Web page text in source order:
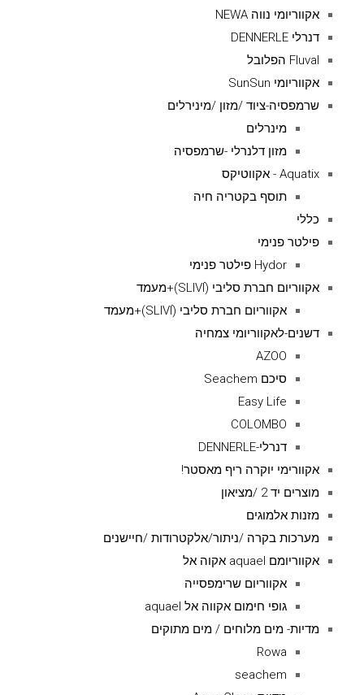
אקווריומי נווה NEWA
דנרלי DENNERLE
Fluval הפלובל
אקווריומי SunSun
שרמפסיה-ציוד /מזון /מינירלים
מינרלים
מזון דלנרלי -שרמפסיה
Aquatix - אקווטיקס
תוסף בקטריה חיה
כללי
פילטר פנימי
Hydor פילטר פנימי
אקווריום חברת סליבי (SLIVIׂׂ)+מעמד
אקווריום חברת סליבי (SLIVIׂׂ)+מעמד
דשנים-לאקווריומי צמחיה
AZOO
סיכם Seachem
Easy Life
COLOMBO
דנרלי-DENNERLE
אקוורימי יוקרה ריף מאסטר!
מוצרים יד 2 /מציאון
מזנות אלמוגים
מערכות בקרה /ניתור/אלקטרודות /חיישנים
אקווריומם aquael אקוה אל
אקווריום שרימפסייה
גופי חימום אקווה אל aquael
מדיות- מים מלוחים / מים מתוקים
Rowa
seachem